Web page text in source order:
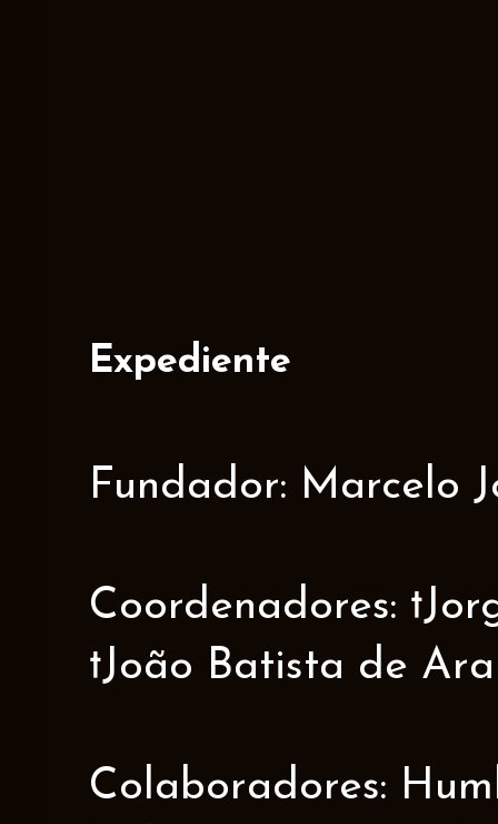
Expediente
Fundador: Marcelo
Coordenadores:
†João Batista de
Colaboradores: